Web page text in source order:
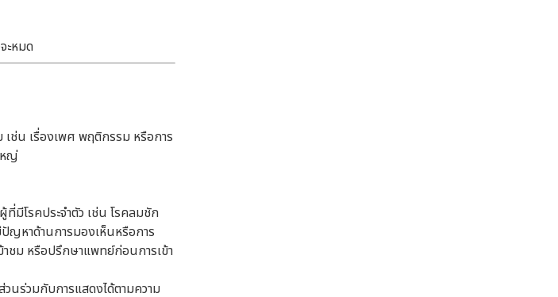
ะหมด
เช่น เรื่องเพศ พฤติกรรม หรือการ
หญ่
มีโรคประจำตัว เช่น โรคลมชัก
ปัญหาด้านการมองเห็นหรือการ
าชม หรือปรึกษาแพทย์ก่อนการเข้า
นร่วมกับการแสดงได้ตามความ